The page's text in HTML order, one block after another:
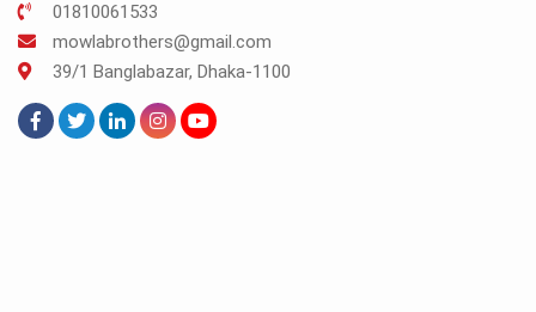
01810061533
mowlabrothers@gmail.com
39/1 Banglabazar, Dhaka-1100